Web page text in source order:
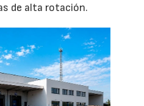
de alta rotación.